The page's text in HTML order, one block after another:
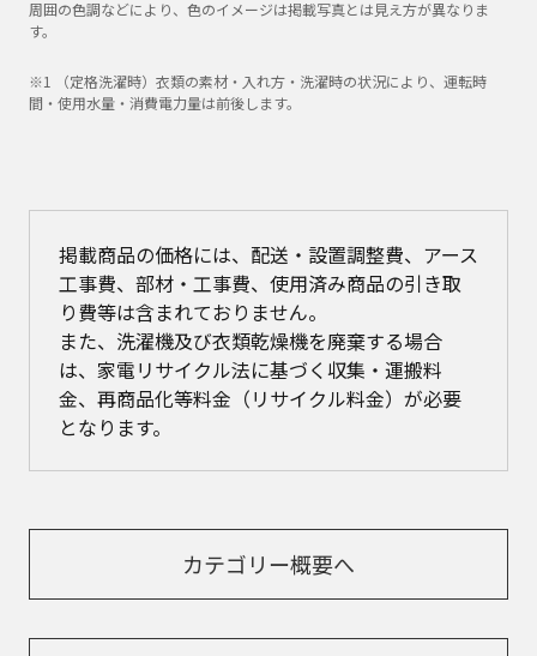
周囲の色調などにより、色のイメージは掲載写真とは見え方が異なりま
す。
※1 （定格洗濯時）衣類の素材・入れ方・洗濯時の状況により、運転時
間・使用水量・消費電力量は前後します。
掲載商品の価格には、配送・設置調整費、アース
工事費、部材・工事費、使用済み商品の引き取
り費等は含まれておりません。
また、洗濯機及び衣類乾燥機を廃棄する場合
は、家電リサイクル法に基づく収集・運搬料
金、再商品化等料金（リサイクル料金）が必要
となります。
カテゴリー概要へ